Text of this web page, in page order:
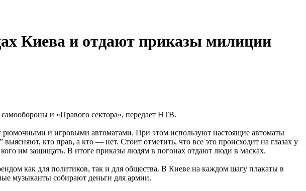
Киева и отдают приказы милиции
и «Правого сектора», передает НТВ.
рюмочными и игровыми автоматами. При этом используют настоящие автоматы
кто прав, а кто — нет. Стоит отметить, что все это происходит на глазах у
им защищать. В итоге приказы людям в погонах отдают люди в масках.
как для политиков, так и для общества. В Киеве на каждом шагу плакаты в
музыканты собирают деньги для армии.